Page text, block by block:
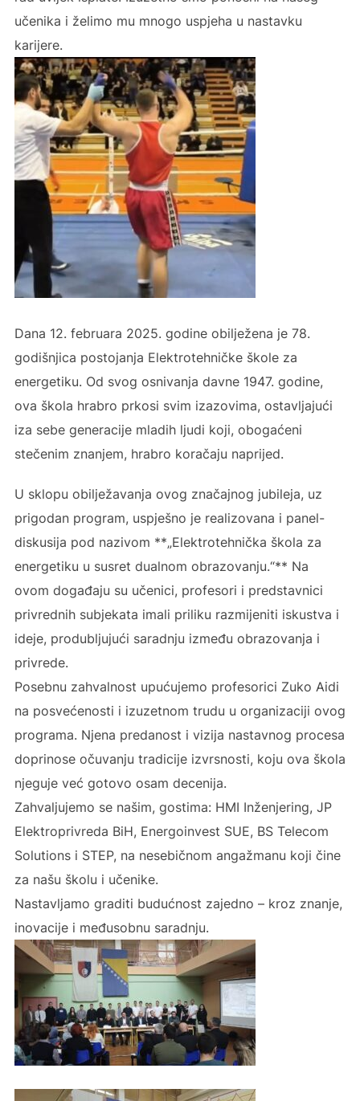
učenika i želimo mu mnogo uspjeha u nastavku
karijere.
Dana 12. februara 2025. godine obilježena je 78.
godišnjica postojanja Elektrotehničke škole za
energetiku. Od svog osnivanja davne 1947. godine,
ova škola hrabro prkosi svim izazovima, ostavljajući
iza sebe generacije mladih ljudi koji, obogaćeni
stečenim znanjem, hrabro koračaju naprijed.
U sklopu obilježavanja ovog značajnog jubileja, uz
prigodan program, uspješno je realizovana i panel-
diskusija pod nazivom **„Elektrotehnička škola za
energetiku u susret dualnom obrazovanju.“** Na
ovom događaju su učenici, profesori i predstavnici
privrednih subjekata imali priliku razmijeniti iskustva i
ideje, produbljujući saradnju između obrazovanja i
privrede.
Posebnu zahvalnost upućujemo profesorici Zuko Aidi
na posvećenosti i izuzetnom trudu u organizaciji ovog
programa. Njena predanost i vizija nastavnog procesa
doprinose očuvanju tradicije izvrsnosti, koju ova škola
njeguje već gotovo osam decenija.
Zahvaljujemo se našim, gostima: HMI Inženjering, JP
Elektroprivreda BiH, Energoinvest SUE, BS Telecom
Solutions i STEP, na nesebičnom angažmanu koji čine
za našu školu i učenike.
Nastavljamo graditi budućnost zajedno – kroz znanje,
inovacije i međusobnu saradnju.